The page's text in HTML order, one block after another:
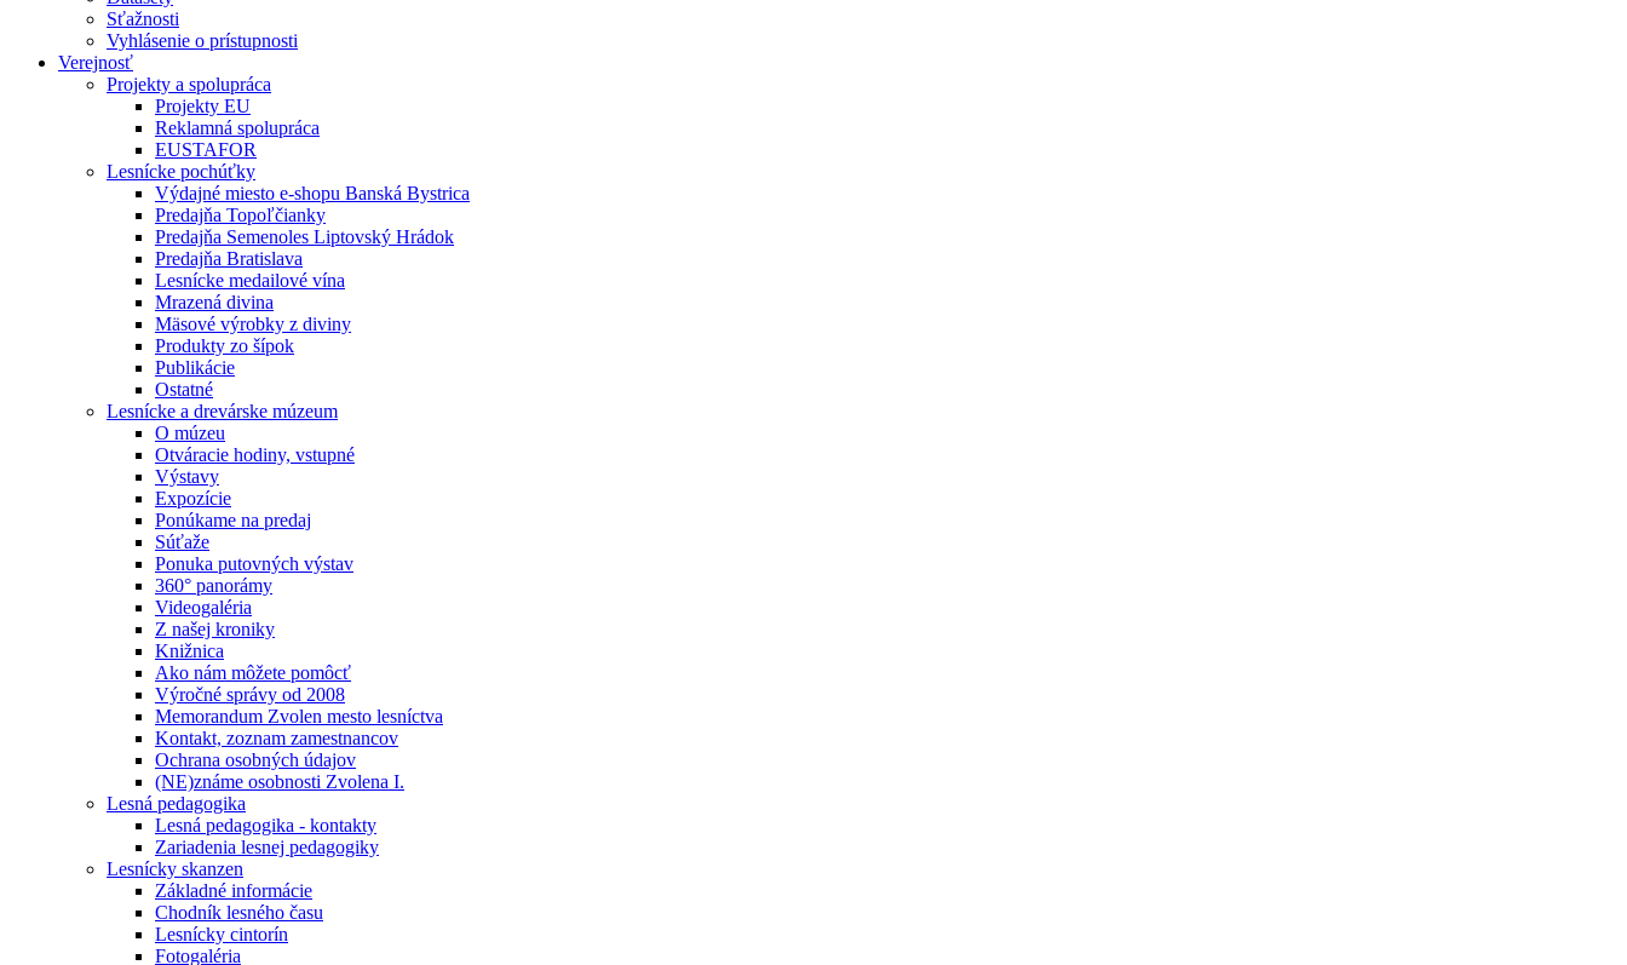
Sťažnosti
Vyhlásenie o prístupnosti
Verejnosť
Projekty a spolupráca
Projekty EU
Reklamná spolupráca
EUSTAFOR
Lesnícke pochúťky
Výdajné miesto e-shopu Banská Bystrica
Predajňa Topoľčianky
Predajňa Semenoles Liptovský Hrádok
Predajňa Bratislava
Lesnícke medailové vína
Mrazená divina
Mäsové výrobky z diviny
Produkty zo šípok
Publikácie
Ostatné
Lesnícke a drevárske múzeum
O múzeu
Otváracie hodiny, vstupné
Výstavy
Expozície
Ponúkame na predaj
Súťaže
Ponuka putovných výstav
360° panorámy
Videogaléria
Z našej kroniky
Knižnica
Ako nám môžete pomôcť
Výročné správy od 2008
Memorandum Zvolen mesto lesníctva
Kontakt, zoznam zamestnancov
Ochrana osobných údajov
(NE)známe osobnosti Zvolena I.
Lesná pedagogika
Lesná pedagogika - kontakty
Zariadenia lesnej pedagogiky
Lesnícky skanzen
Základné informácie
Chodník lesného času
Lesnícky cintorín
Fotogaléria